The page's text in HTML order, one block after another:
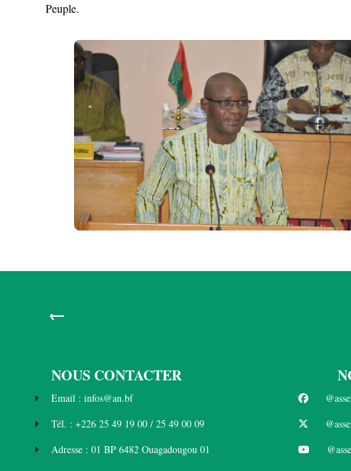
Peuple.
←
NOUS CONTACTER
Email : infos@an.bf
Tél. : +226 25 49 19 00 / 25 49 00 09
Adresse : 01 BP 6482 Ouagadougou 01